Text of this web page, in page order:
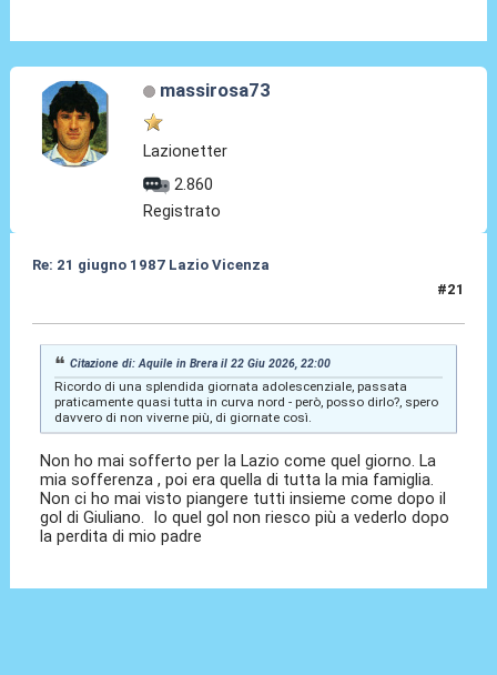
massirosa73
Lazionetter
2.860
Registrato
Re: 21 giugno 1987 Lazio Vicenza
#21
Citazione di: Aquile in Brera il 22 Giu 2026, 22:00
Ricordo di una splendida giornata adolescenziale, passata
praticamente quasi tutta in curva nord - però, posso dirlo?, spero
davvero di non viverne più, di giornate così.
Non ho mai sofferto per la Lazio come quel giorno. La
mia sofferenza , poi era quella di tutta la mia famiglia.
Non ci ho mai visto piangere tutti insieme come dopo il
gol di Giuliano. Io quel gol non riesco più a vederlo dopo
la perdita di mio padre